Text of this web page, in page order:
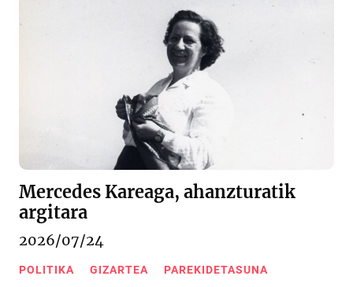
Mercedes Kareaga, ahanzturatik
argitara
2026/07/24
POLITIKA GIZARTEA PAREKIDETASUNA